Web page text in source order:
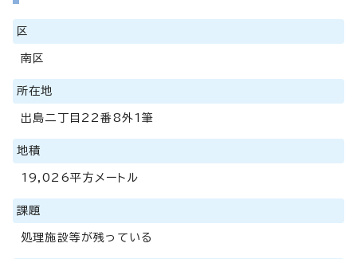
区
南区
所在地
出島二丁目22番8外1筆
地積
19,026平方メートル
課題
処理施設等が残っている